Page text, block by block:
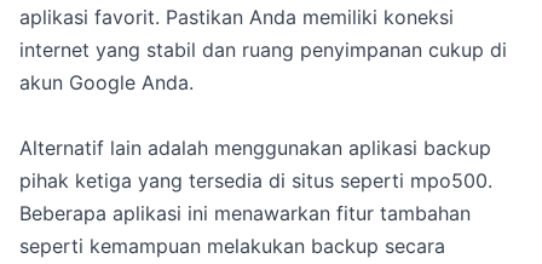
aplikasi favorit. Pastikan Anda memiliki koneksi
internet yang stabil dan ruang penyimpanan cukup di
akun Google Anda.
Alternatif lain adalah menggunakan aplikasi backup
pihak ketiga yang tersedia di situs seperti mpo500.
Beberapa aplikasi ini menawarkan fitur tambahan
seperti kemampuan melakukan backup secara